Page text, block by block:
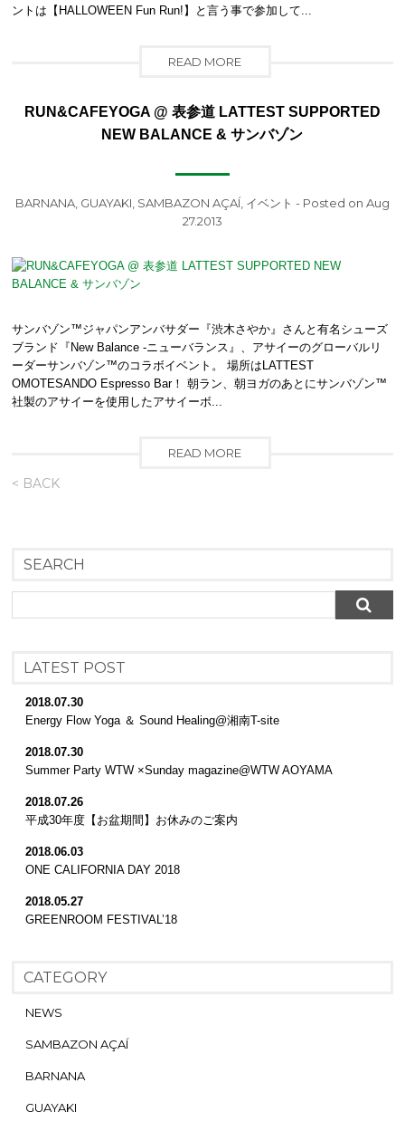
ントは【HALLOWEEN Fun Run!】と言う事で参加して...
READ MORE
RUN&CAFEYOGA @ 表参道 LATTEST SUPPORTED
NEW BALANCE & サンバゾン
BARNANA, GUAYAKI SAMBAZON AÇAÍ, イベント - Posted on Aug
27.2013
サンバゾン™ジャパンアンバサダー『渋木さやか』さんと有名シューズ
ブランド『New Balance -ニューバランス』、アサイーのグローバルリ
ーダーサンバゾン™のコラボイベント。 場所はLATTEST
OMOTESANDO Espresso Bar！ 朝ラン、朝ヨガのあとにサンバゾン™
社製のアサイーを使用したアサイーボ...
READ MORE
< BACK
SEARCH
LATEST POST
2018.07.30
Energy Flow Yoga ＆ Sound Healing@湘南T-site
2018.07.30
Summer Party WTW ×Sunday magazine@WTW AOYAMA
2018.07.26
平成30年度【お盆期間】お休みのご案内
2018.06.03
ONE CALIFORNIA DAY 2018
2018.05.27
GREENROOM FESTIVAL’18
CATEGORY
NEWS
SAMBAZON AÇAÍ
BARNANA
GUAYAKI